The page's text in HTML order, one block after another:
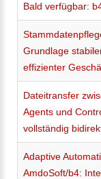
Bald verfügbar:
Grundlage
effizienter
Dateitransfer
Agents und
vollständig
Adaptive
AmdoSoft/b4: